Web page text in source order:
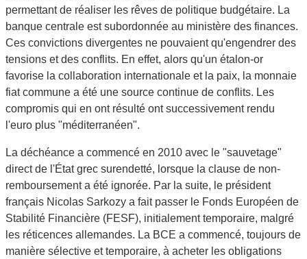
permettant de réaliser les rêves de politique budgétaire. La
banque centrale est subordonnée au ministère des finances.
Ces convictions divergentes ne pouvaient qu'engendrer des
tensions et des conflits. En effet, alors qu'un étalon-or
favorise la collaboration internationale et la paix, la monnaie
fiat commune a été une source continue de conflits. Les
compromis qui en ont résulté ont successivement rendu
l'euro plus "méditerranéen".
La déchéance a commencé en 2010 avec le "sauvetage"
direct de l'État grec surendetté, lorsque la clause de non-
remboursement a été ignorée. Par la suite, le président
français Nicolas Sarkozy a fait passer le Fonds Européen de
Stabilité Financière (FESF), initialement temporaire, malgré
les réticences allemandes. La BCE a commencé, toujours de
manière sélective et temporaire, à acheter les obligations